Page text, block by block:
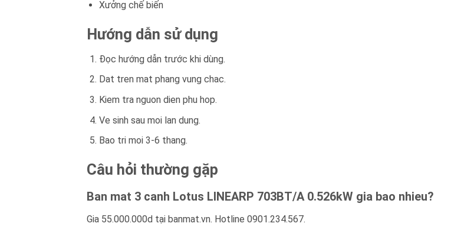
Xưởng chế biến
Hướng dẫn sử dụng
Đọc hướng dẫn trước khi dùng.
Dat tren mat phang vung chac.
Kiem tra nguon dien phu hop.
Ve sinh sau moi lan dung.
Bao tri moi 3-6 thang.
Câu hỏi thường gặp
Ban mat 3 canh Lotus LINEARP 703BT/A 0.526kW gia bao nhieu?
Gia 55.000.000d tại banmat.vn. Hotline 0901.234.567.